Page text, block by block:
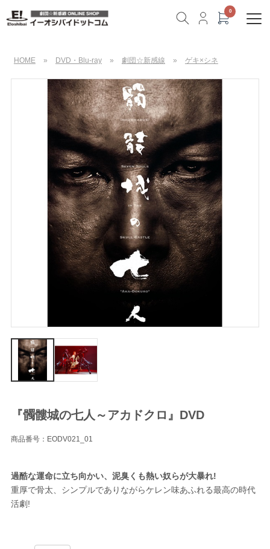
HOME » DVD・Blu-ray » 劇団☆新感線 » ゲキ×シネ
『髑髏城の七人～アカドクロ』DVD
商品番号：EODV021_01
過酷な運命に立ち向かい、泥臭くも熱い奴らが大暴れ!
重厚で骨太、シンプルでありながらケレン味あふれる最高の時代
活劇!